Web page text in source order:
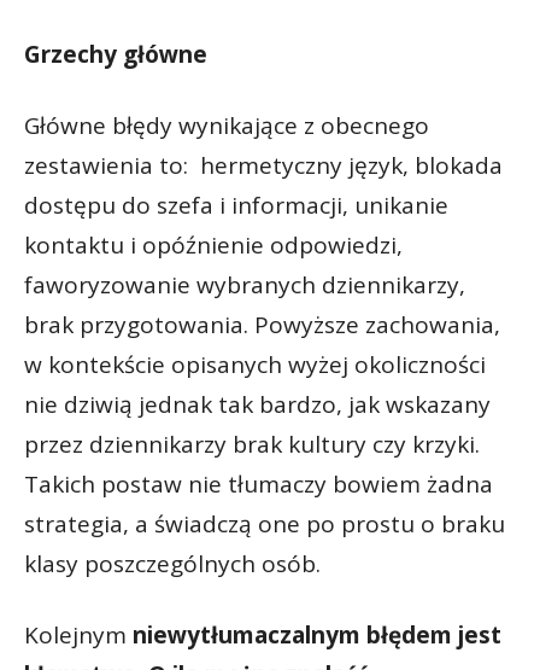
Grzechy główne
Główne błędy wynikające z obecnego
zestawienia to: hermetyczny język, blokada
dostępu do szefa i informacji, unikanie
kontaktu i opóźnienie odpowiedzi,
faworyzowanie wybranych dziennikarzy,
brak przygotowania. Powyższe zachowania,
w kontekście opisanych wyżej okoliczności
nie dziwią jednak tak bardzo, jak wskazany
przez dziennikarzy brak kultury czy krzyki.
Takich postaw nie tłumaczy bowiem żadna
strategia, a świadczą one po prostu o braku
klasy poszczególnych osób.
Kolejnym niewytłumaczalnym błędem jest